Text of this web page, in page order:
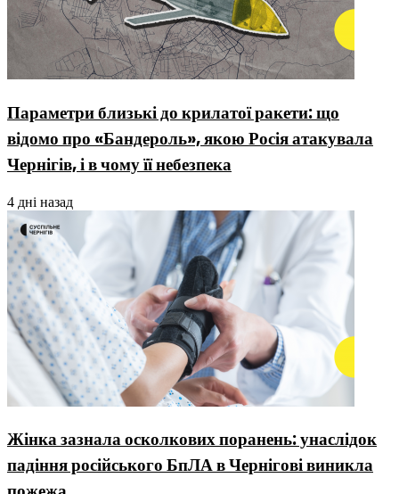
Параметри близькі до крилатої ракети: що
відомо про «Бандероль», якою Росія атакувала
Чернігів, і в чому її небезпека
4 дні назад
Жінка зазнала осколкових поранень: унаслідок
падіння російського БпЛА в Чернігові виникла